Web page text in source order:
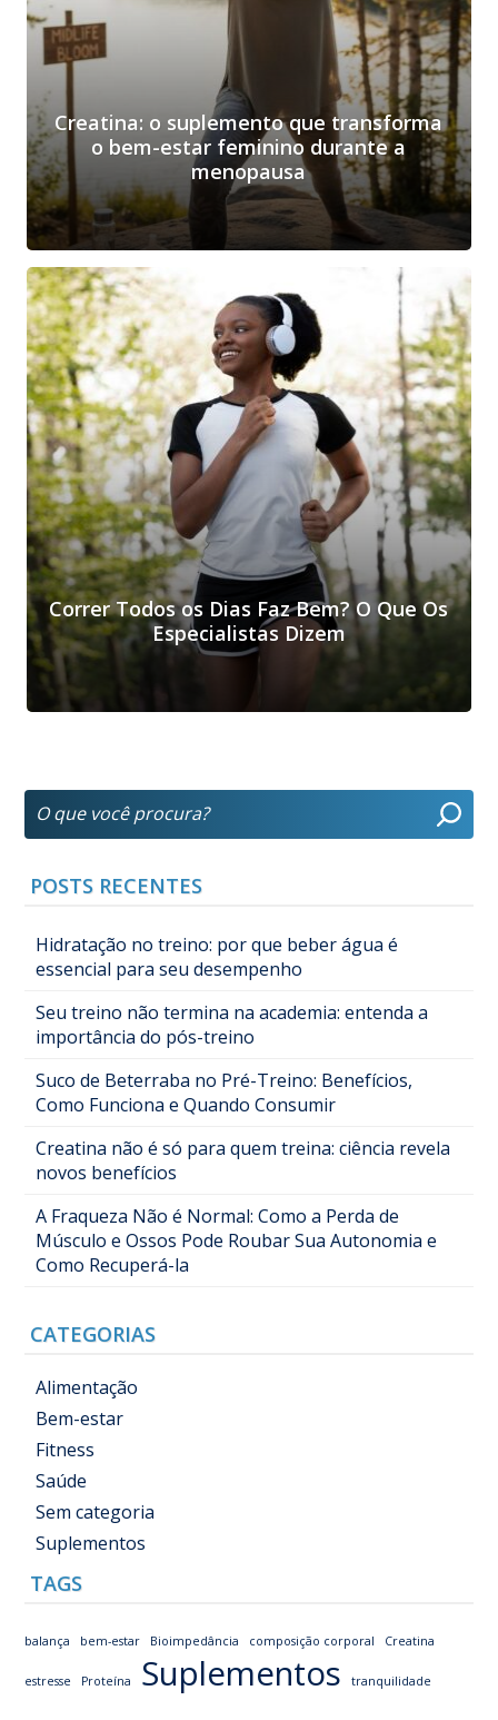
Creatina: o suplemento que transforma
o bem-estar feminino durante a
menopausa
Correr Todos os Dias Faz Bem? O Que Os
Especialistas Dizem
POSTS RECENTES
Hidratação no treino: por que beber água é
essencial para seu desempenho
Seu treino não termina na academia: entenda a
importância do pós-treino
Suco de Beterraba no Pré-Treino: Benefícios,
Como Funciona e Quando Consumir
Creatina não é só para quem treina: ciência revela
novos benefícios
A Fraqueza Não é Normal: Como a Perda de
Músculo e Ossos Pode Roubar Sua Autonomia e
Como Recuperá-la
CATEGORIAS
Alimentação
Bem-estar
Fitness
Saúde
Sem categoria
Suplementos
TAGS
balança bem-estar Bioimpedância composição corporal Creatina
estresse Proteína Suplementos tranquilidade